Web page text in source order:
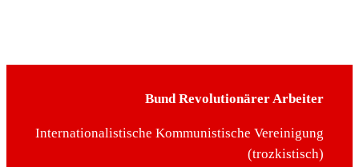
Bund Revolutionärer Arbeiter
Internationalistische Kommunistische Vereinigung
(trozkistisch)